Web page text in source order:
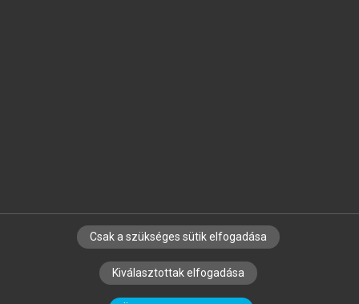
SZERZŐKNEK CÉGEKNEK KÖNYVTÁROSOKNAK
SZERKESZTÉSI ÉS LEKTORÁLÁSI ALAPELVEK
Csak a szükséges sütik elfogadása
Kiválasztottak elfogadása